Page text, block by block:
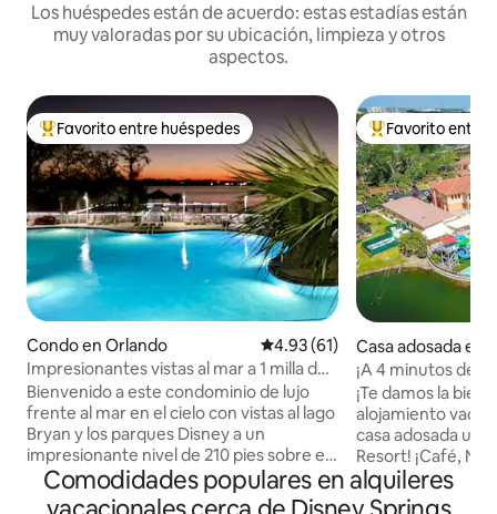
Los huéspedes están de acuerdo: estas estadías están
muy valoradas por su ubicación, limpieza y otros
aspectos.
Favorito entre huéspedes preferido
Favorito entre huéspedes
Condo en Orlando Calificación promedio: 4.93 de
4.93 (61)
Impresionantes vistas al mar a 1 milla de
Disney 2 baños
Bienvenido a este condominio de lujo
frente al mar en el cielo con vistas al lago
Bryan y los parques Disney a un
impresionante nivel de 210 pies sobre el
suelo. Disfruta de espectaculares
amaneceres desde nuestro balcón
Favorito entre
Favorito entre
Casa adosada en
e
¡A 4 minutos de
café/té
¡Te damos la
alojamiento
casa adosada
Resort! ¡Café,
Wi-Fi gratuita!
temáticos y de
Comodidades populares en alquileres